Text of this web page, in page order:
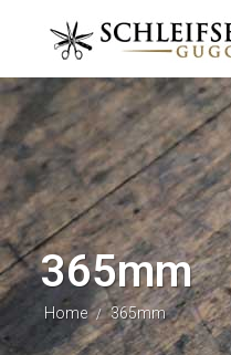
365mm
Home / 365mm